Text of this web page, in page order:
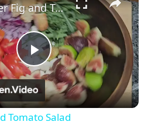
P
l
Summer Fig and Tomato Salad
Tomato Salad